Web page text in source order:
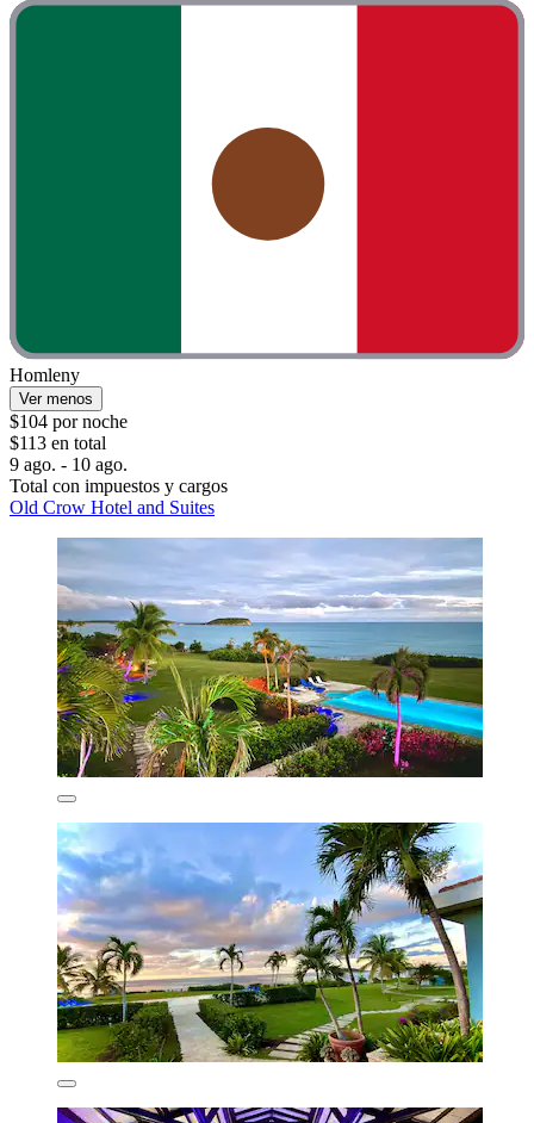
Homleny
Ver menos
$104 por noche
$113 en total
9 ago. - 10 ago.
Total con impuestos y cargos
Old Crow Hotel and Suites